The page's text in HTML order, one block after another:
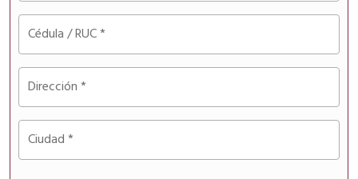
Cédula / RUC*
Dirección*
Ciudad*